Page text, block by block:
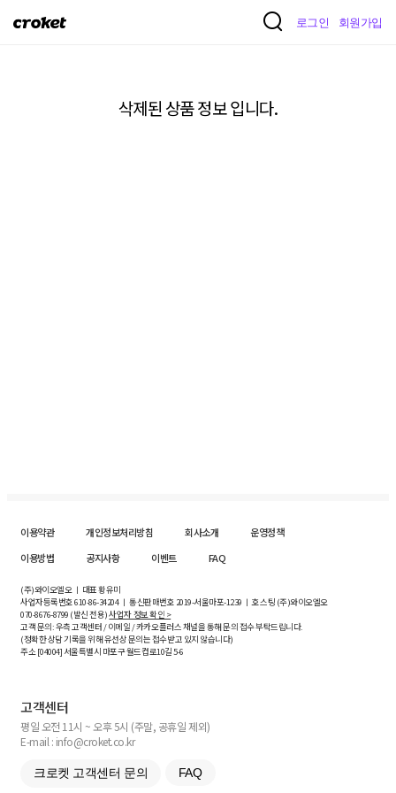
크
로그인 회원가입
삭제된 상품 정보 입니다.
이용약관 개인정보처리방침 회사소개
운영정책
이용방법
공지사항 이벤트 FAQ
(주)와이오엘오 ㅣ 대표 황유미
사업자등록번호610-86-34204ㅣ 통신판매번호 2019-서울마포-1239 ㅣ 호스팅 (주)와이오엘오
070-8676-8799 (발신 전용)사업자 정보 확인 >
고객 문의: 우측 고객센터 / 이메일 / 카카오플러스 채널을 통해 문의 접수 부탁드립니다.
(정확한 상담 기록을 위해 유선상 문의는 접수받고 있지 않습니다)
주소 [04004] 서울특별시 마포구 월드컵로10길5-6
고객센터
평일 오전 11시 ~ 오후 5시 (주말, 공휴일 제외)
E-mail : info@croket.co.kr
크로켓 고객센터 문의 FAQ